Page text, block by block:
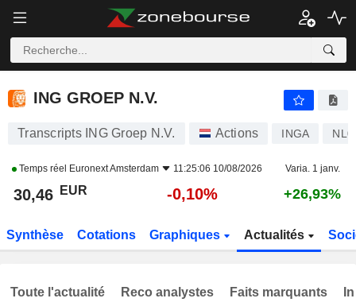
ING GROEP N.V.
ING GROEP N.V.
Transcripts ING Groep N.V. Actions INGA
Temps réel Euronext Amsterdam 11:25:06 10/08/2026 Varia. 1 janv.
30,46 EUR -0,10% +26,93%
Synthèse Cotations Graphiques Actualités
Toute l'actualité Reco analystes Faits marquants